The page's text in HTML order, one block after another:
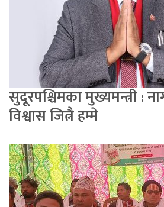
सुदूरपश्चिमका मुख्यमन्त्री :
विश्वास जित्नै हम्मे